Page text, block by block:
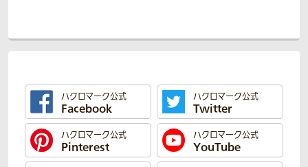
ハクロマーク公式
Facebook
ハクロマーク公式
Twitter
ハクロマーク公式
Pinterest
ハクロマーク公式
YouTube